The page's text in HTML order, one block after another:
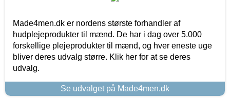
Made4men.dk er nordens største forhandler af
hudplejeprodukter til mænd. De har i dag over 5.000
forskellige plejeprodukter til mænd, og hver eneste uge
bliver deres udvalg større. Klik her for at se deres
udvalg.
Se udvalget på Made4men.dk